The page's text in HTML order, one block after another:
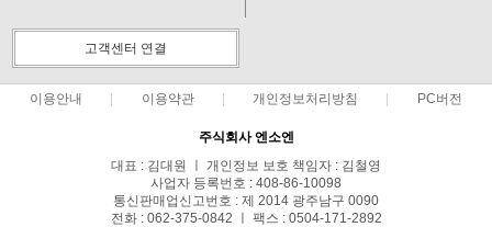
고객센터 연결
이용안내 이용약관 개인정보처리방침 PC버전
주식회사 엔소엔
대표 : 김대원 ㅣ 개인정보 보호 책임자 : 김철영
사업자 등록번호 : 408-86-10098
통신판매업신고번호 : 제 2014 광주남구 0090
전화 : 062-375-0842 ㅣ 팩스 : 0504-171-2892